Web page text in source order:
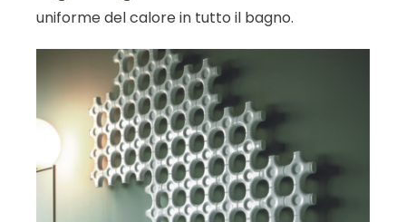
uniforme del calore in tutto il bagno.